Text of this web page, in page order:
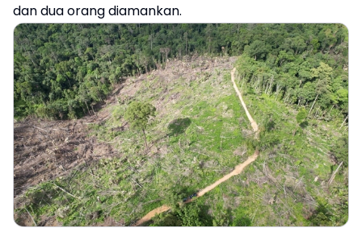
dan dua orang diamankan.